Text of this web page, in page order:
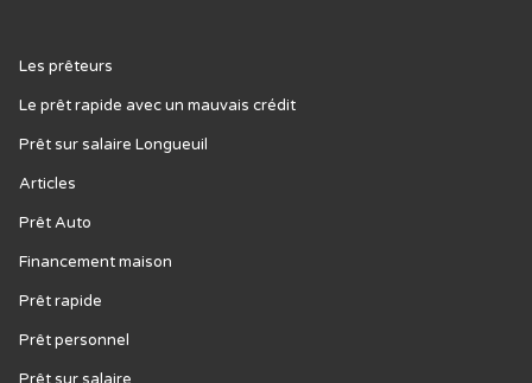
Les prêteurs
Le prêt rapide avec un mauvais crédit
Prêt sur salaire Longueuil
Articles
Prêt Auto
Financement maison
Prêt rapide
Prêt personnel
Prêt sur salaire